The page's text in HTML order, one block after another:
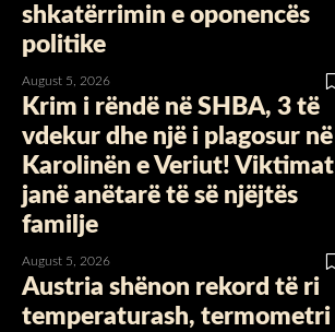
shkatërrimin e oponencës
politike
August 5, 2026
Krim i rëndë në SHBA, 3 të
vdekur dhe një i plagosur në
Karolinën e Veriut! Viktimat
janë anëtarë të së njëjtës
familje
August 5, 2026
Austria shënon rekord të ri
temperaturash, termometri